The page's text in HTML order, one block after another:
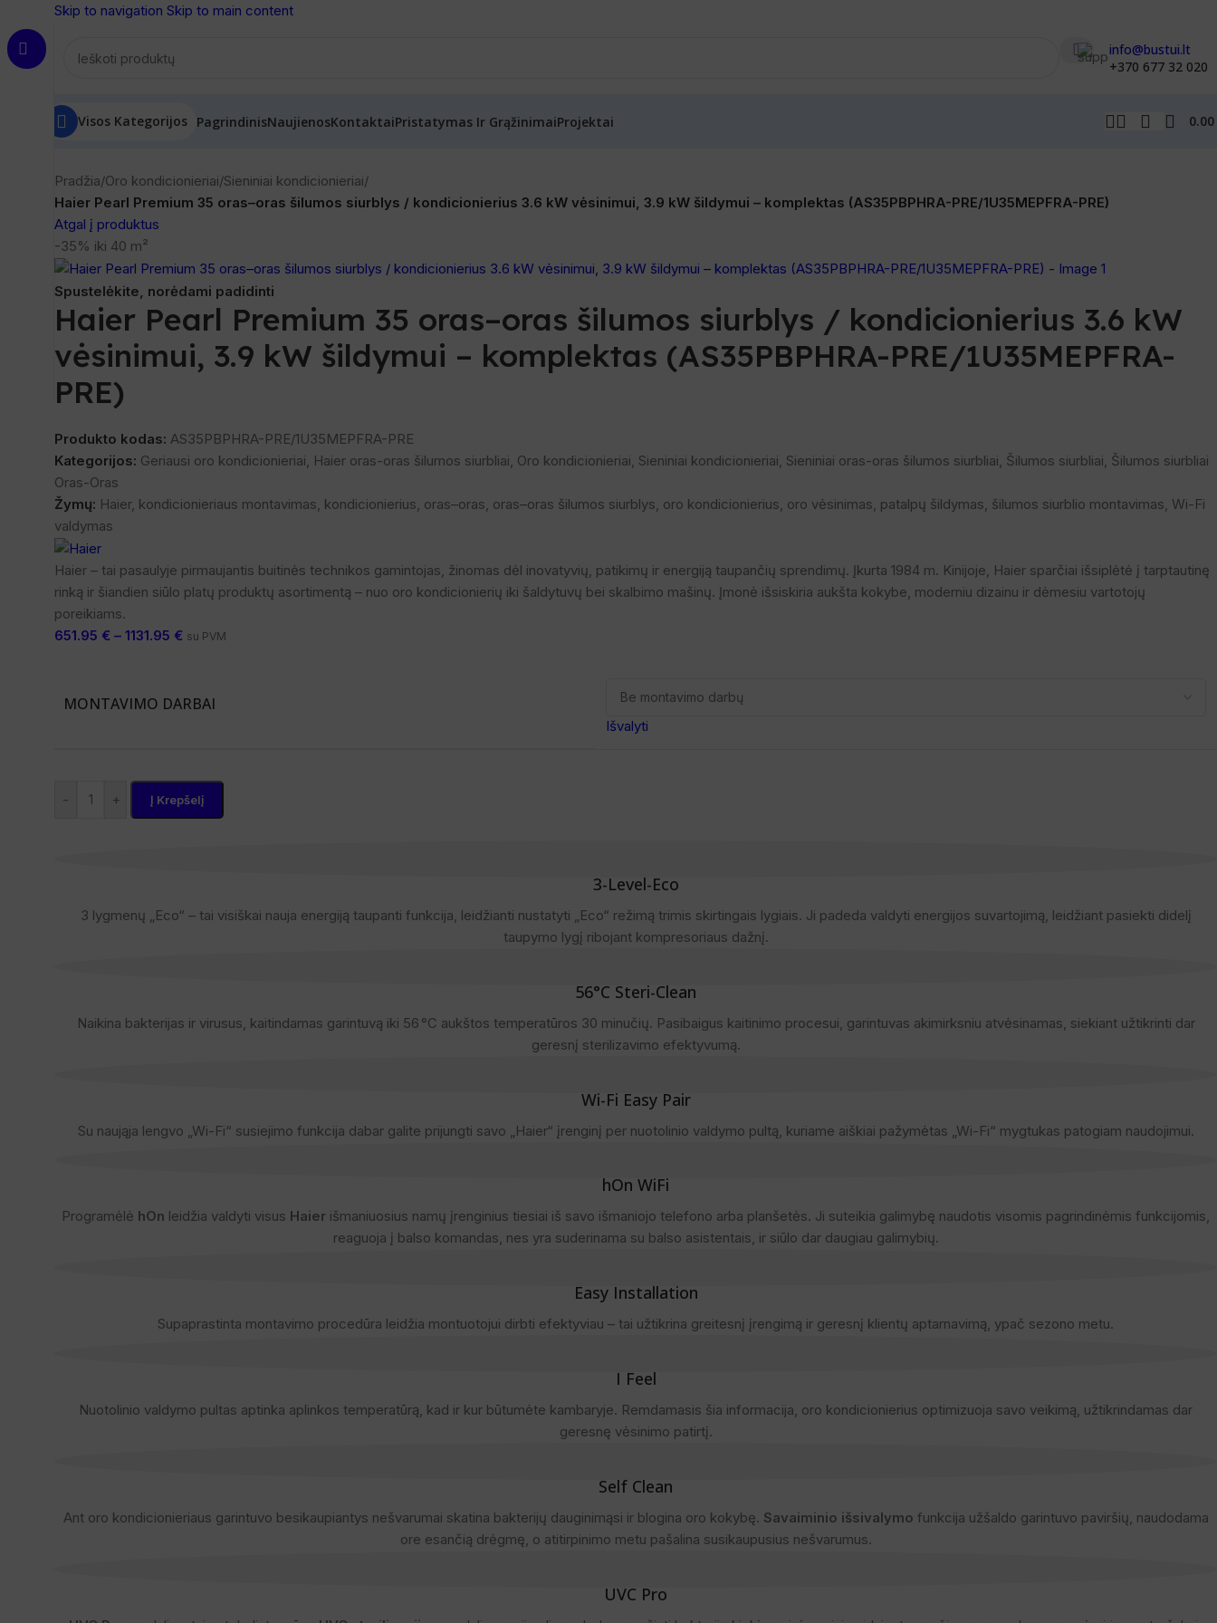
Skip to navigation Skip to main content
info@bustui.lt
+370 677 32 020
Visos Kategorijos PagrindinisNaujienosKontaktaiPristatymas Ir GrąžinimaiProjektai 0.00
Pradžia/Oro kondicionieriai/Sieniniai kondicionieriai/
Haier Pearl Premium 35 oras–oras šilumos siurblys / kondicionierius 3.6 kW vėsinimui, 3.9 kW šildymui – komplektas (AS35PBPHRA-PRE/1U35MEPFRA-PRE)
Atgal į produktus
-35% iki 40 m²
Spustelėkite, norėdami padidinti
Haier Pearl Premium 35 oras–oras šilumos siurblys / kondicionierius 3.6 kW
vėsinimui, 3.9 kW šildymui – komplektas (AS35PBPHRA-PRE/1U35MEPFRA-
PRE)
Produkto kodas: AS35PBPHRA-PRE/1U35MEPFRA-PRE
Kategorijos: Geriausi oro kondicionieriai, Haier oras-oras šilumos siurbliai, Oro kondicionieriai, Sieniniai kondicionieriai, Sieniniai oras-oras šilumos siurbliai, Šilumos siurbliai, Šilumos siurbliai
Oras-Oras
Žymų: Haier, kondicionieriaus montavimas, kondicionierius, oras–oras, oras–oras šilumos siurblys, oro kondicionierius, oro vėsinimas, patalpų šildymas, šilumos siurblio montavimas, Wi-Fi
valdymas
Haier – tai pasaulyje pirmaujantis buitinės technikos gamintojas, žinomas dėl inovatyvių, patikimų ir energiją taupančių sprendimų. Įkurta 1984 m. Kinijoje, Haier sparčiai išsiplėtė į tarptautinę
rinką ir šiandien siūlo platų produktų asortimentą – nuo oro kondicionierių iki šaldytuvų bei skalbimo mašinų. Įmonė išsiskiria aukšta kokybe, moderniu dizainu ir dėmesiu vartotojų
poreikiams.
651.95 € – 1131.95 € su PVM
MONTAVIMO DARBAI
Išvalyti
- + Į Krepšelį
3-Level-Eco
3 lygmenų „Eco“ – tai visiškai nauja energiją taupanti funkcija, leidžianti nustatyti „Eco“ režimą trimis skirtingais lygiais. Ji padeda valdyti energijos suvartojimą, leidžiant pasiekti didelį
taupymo lygį ribojant kompresoriaus dažnį.
56°C Steri-Clean
Naikina bakterijas ir virusus, kaitindamas garintuvą iki 56 °C aukštos temperatūros 30 minučių. Pasibaigus kaitinimo procesui, garintuvas akimirksniu atvėsinamas, siekiant užtikrinti dar
geresnį sterilizavimo efektyvumą.
Wi-Fi Easy Pair
Su naująja lengvo „Wi-Fi“ susiejimo funkcija dabar galite prijungti savo „Haier“ įrenginį per nuotolinio valdymo pultą, kuriame aiškiai pažymėtas „Wi-Fi“ mygtukas patogiam naudojimui.
hOn WiFi
Programėlė hOn leidžia valdyti visus Haier išmaniuosius namų įrenginius tiesiai iš savo išmaniojo telefono arba planšetės. Ji suteikia galimybę naudotis visomis pagrindinėmis funkcijomis,
reaguoja į balso komandas, nes yra suderinama su balso asistentais, ir siūlo dar daugiau galimybių.
Easy Installation
Supaprastinta montavimo procedūra leidžia montuotojui dirbti efektyviau – tai užtikrina greitesnį įrengimą ir geresnį klientų aptarnavimą, ypač sezono metu.
I Feel
Nuotolinio valdymo pultas aptinka aplinkos temperatūrą, kad ir kur būtumėte kambaryje. Remdamasis šia informacija, oro kondicionierius optimizuoja savo veikimą, užtikrindamas dar
geresnę vėsinimo patirtį.
Self Clean
Ant oro kondicionieriaus garintuvo besikaupiantys nešvarumai skatina bakterijų dauginimąsi ir blogina oro kokybę. Savaiminio išsivalymo funkcija užšaldo garintuvo paviršių, naudodama
ore esančią drėgmę, o atitirpinimo metu pašalina susikaupusius nešvarumus.
UVC Pro